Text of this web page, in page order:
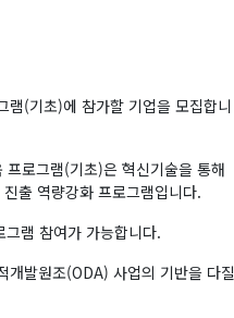
(기초)에 참가할 기업을 모집합니
로그램(기초)은 혁신기술을 통해
출 역량강화 프로그램입니다.
램 참여가 가능합니다.
개발원조(ODA) 사업의 기반을 다질